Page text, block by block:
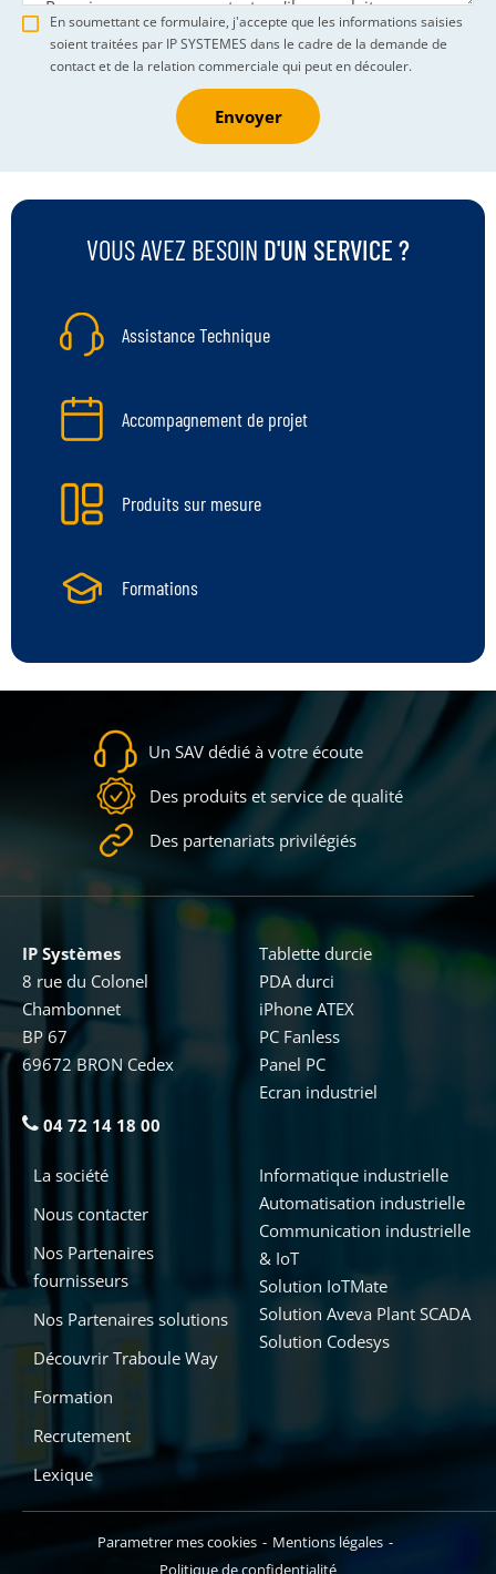
En soumettant ce formulaire, j'accepte que les informations saisies
soient traitées par IP SYSTEMES dans le cadre de la demande de
contact et de la relation commerciale qui peut en découler.
Envoyer
VOUS AVEZ BESOIN D'UN SERVICE ?
Assistance Technique
Accompagnement de projet
Produits sur mesure
Formations
Un SAV dédié à votre écoute
Des produits et service de qualité
Des partenariats privilégiés
IP Systèmes
8 rue du Colonel
Chambonnet
BP 67
69672 BRON Cedex
04 72 14 18 00
Informatique industrielle
Automatisation industrielle
Communication industrielle
& IoT
Solution IoTMate
Solution Aveva Plant SCADA
Solution Codesys
Tablette durcie
PDA durci
iPhone ATEX
PC Fanless
Panel PC
Ecran industriel
La société
Nous contacter
Nos Partenaires
fournisseurs
Nos Partenaires solutions
Découvrir Traboule Way
Formation
Recrutement
Lexique
Parametrer mes cookies
Mentions légales
Politique de confidentialité